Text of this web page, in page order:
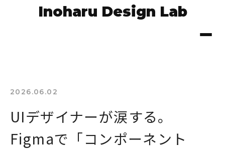
Inoharu Design Lab
2026.06.02
UIデザイナーが涙する。
Figmaで「コンポーネント